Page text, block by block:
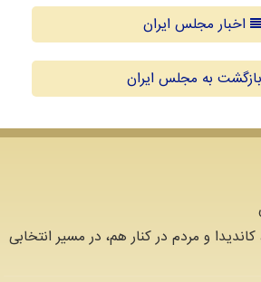
اخبار مجلس ایران
بازگشت به مجلس ایران
و مردم در کنار هم، در مسیر انتخابی